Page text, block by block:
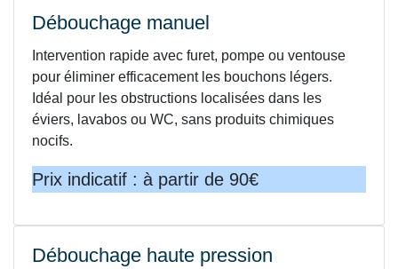
Débouchage manuel
Intervention rapide avec furet, pompe ou ventouse
pour éliminer efficacement les bouchons légers.
Idéal pour les obstructions localisées dans les
éviers, lavabos ou WC, sans produits chimiques
nocifs.
Prix indicatif : à partir de 90€
Débouchage haute pression